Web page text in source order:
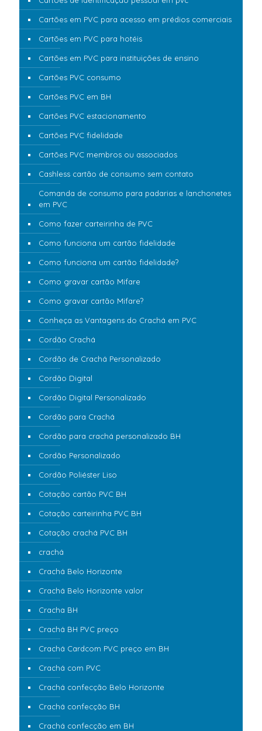
Cartões em PVC para acesso em prédios comerciais
Cartões em PVC para hotéis
Cartões em PVC para instituições de ensino
Cartões PVC consumo
Cartões PVC em BH
Cartões PVC estacionamento
Cartões PVC fidelidade
Cartões PVC membros ou associados
Cashless cartão de consumo sem contato
Comanda de consumo para padarias e lanchonetes
em PVC
Como fazer carteirinha de PVC
Como funciona um cartão fidelidade
Como funciona um cartão fidelidade?
Como gravar cartão Mifare
Como gravar cartão Mifare?
Conheça as Vantagens do Crachá em PVC
Cordão Crachá
Cordão de Crachá Personalizado
Cordão Digital
Cordão Digital Personalizado
Cordão para Crachá
Cordão para crachá personalizado BH
Cordão Personalizado
Cordão Poliéster Liso
Cotação cartão PVC BH
Cotação carteirinha PVC BH
Cotação crachá PVC BH
crachá
Crachá Belo Horizonte
Crachá Belo Horizonte valor
Cracha BH
Crachá BH PVC preço
Crachá Cardcom PVC preço em BH
Crachá com PVC
Crachá confecção Belo Horizonte
Crachá confecção BH
Crachá confecção em BH